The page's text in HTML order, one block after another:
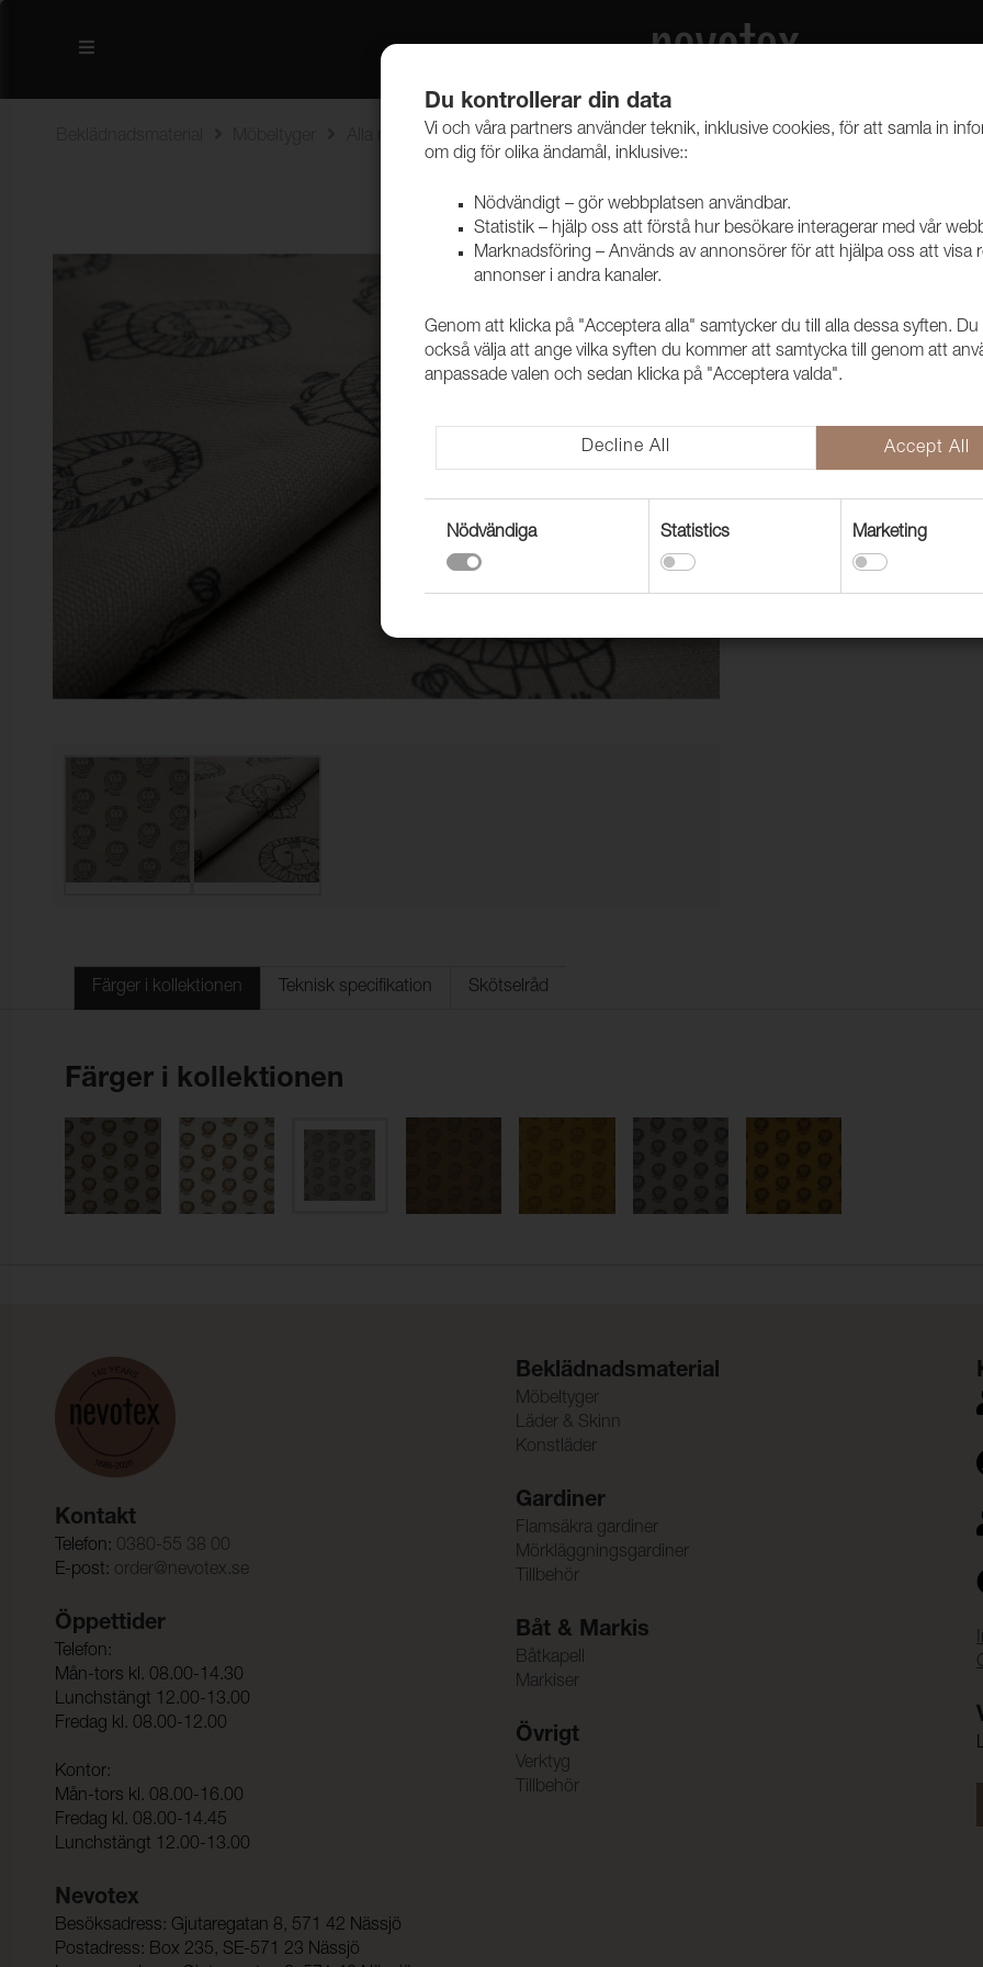
Alla möbeltyger
Tyg LEO
Lisa Larsons LEO i en härlig
Klassiskt motiv designat av
Användningsområden
Dekorationstextil
Möbeltyg lättare slitage
Färger i kollektionen Teknisk specifikation Skötselråd
Färger i kollektionen
Kontakt
Telefon: 0380-55 38 00
E-post: order@nevotex.se
Öppettider
Telefon:
Mån-tors kl. 08.00-14.30
Lunchstängt 12.00-13.00
Fredag kl. 08.00-12.00
Kontor:
Mån-tors kl. 08.00-16.00
Fredag kl. 08.00-14.45
Lunchstängt 12.00-13.00
Nevotex
Besöksadress: Gjutaregatan 8, 571 42 Nässjö
Postadress: Box 235, SE-571 23 Nässjö
Beklädnadsmaterial
Möbeltyger
Läder & Skinn
Konstläder
Gardiner
Flamsäkra gardiner
Mörkläggningsgardiner
Tillbehör
Båt & Markis
Båtkapell
Markiser
Övrigt
Verktyg
Tillbehör
Du kontrollerar din data
Vi och våra partners använder teknik, inklusive cookies, för att samla in
om dig för olika ändamål, inklusive::
Nödvändigt – gör webbplatsen användbar.
Statistik – hjälp oss att förstå hur besökare interagerar med vår
Marknadsföring – Används av annonsörer för att hjälpa oss att visa
annonser i andra kanaler.
Genom att klicka på "Acceptera alla" samtycker du till alla dessa syften. Du
också välja att ange vilka syften du kommer att samtycka till genom att
anpassade valen och sedan klicka på "Acceptera valda".
Decline All Accept All
Nödvändiga Statistics Marketing